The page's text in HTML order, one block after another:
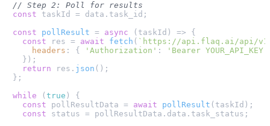
// Step 2: Poll for results
const taskId = data. task_id ;
const
pollResult = async ( taskId ) => {
const res = await fetch ( `https://api.flaq.ai/api/v1/
headers : { 'Authorization' : 'Bearer YOUR_API_KEY'
  });
return res. json ();
};
while ( true ) {
const pollResultData = await pollResult (taskId);
const status = pollResultData. data . task_status ;